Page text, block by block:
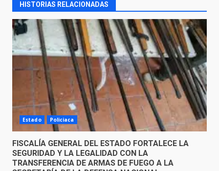
HISTORIAS RELACIONADAS
Estado Policiaca
FISCALÍA GENERAL DEL ESTADO FORTALECE LA
SEGURIDAD Y LA LEGALIDAD CON LA
TRANSFERENCIA DE ARMAS DE FUEGO A LA